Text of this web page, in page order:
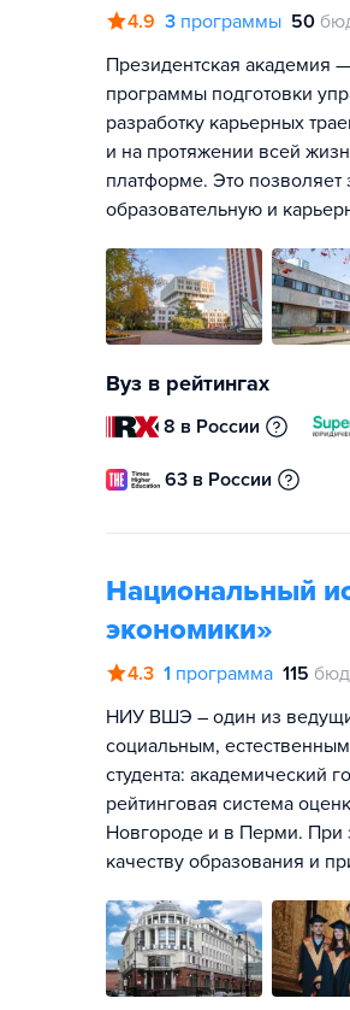
4.9 3 программы 50
Президентская академия
программы подготовки
разработку карьерных
и на протяжении всей
платформе. Это позволяет
образовательную и
Вуз в рейтингах
8 в России
63 в России
Национальный
экономики»
4.3 1 программа 115
НИУ ВШЭ – один из
социальным,
студента: академический
рейтинговая система
Новгороде и в Перми. При
качеству образования и